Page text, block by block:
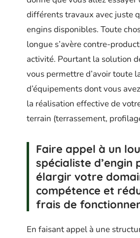
différents travaux avec juste
engins disponibles. Toute
longue s’avère contre-
activité. Pourtant la solution
vous permettre d’avoir toute
d’équipements dont vous
la réalisation effective de
terrain (terrassement,
Faire appel à un
spécialiste d’engin
élargir votre
compétence et
frais de
En faisant appel à une